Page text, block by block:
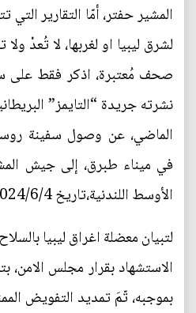
المشير حفتر، أمّا التقارير
لشرق ليبيا او لغربها، لا تُعدْ
صحف مُعتبرة، اذكر فقط على
نشرته جريدة “التايمز”
الماضي، عن وصول سفينة
في ميناء طبرق، إلى جيش
الأوسط اللندنية،تاريخ 2024/6/4) .
لتبيان معضلة اغراق ليبيا
بموجبه، تّمَ تمديد التفويض